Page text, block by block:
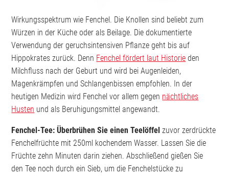
Wirkungsspektrum wie Fenchel. Die Knollen sind beliebt zum
Würzen in der Küche oder als Beilage. Die dokumentierte
Verwendung der geruchsintensiven Pflanze geht bis auf
Hippokrates zurück. Denn Fenchel fördert laut Historie den
Milchfluss nach der Geburt und wird bei Augenleiden,
Magenkrämpfen und Schlangenbissen empfohlen. In der
heutigen Medizin wird Fenchel vor allem gegen nächtliches
Husten und als Beruhigungsmittel angewandt.
Fenchel-Tee: Überbrühen Sie einen Teelöffel zuvor zerdrückte
Fenchelfrüchte mit 250ml kochendem Wasser. Lassen Sie die
Früchte zehn Minuten darin ziehen. Abschließend gießen Sie
den Tee noch durch ein Sieb, um die Fenchelstücke zu